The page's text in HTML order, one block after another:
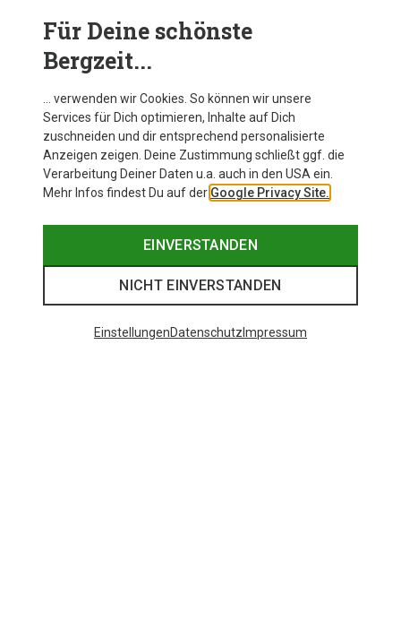
Für Deine schönste
Bergzeit...
… verwenden wir Cookies. So können wir unsere
Services für Dich optimieren, Inhalte auf Dich
zuschneiden und dir entsprechend personalisierte
Anzeigen zeigen. Deine Zustimmung schließt ggf. die
Verarbeitung Deiner Daten u.a. auch in den USA ein.
Mehr Infos findest Du auf der Google Privacy Site.
EINVERSTANDEN
NICHT EINVERSTANDEN
EinstellungenDatenschutz Impressum